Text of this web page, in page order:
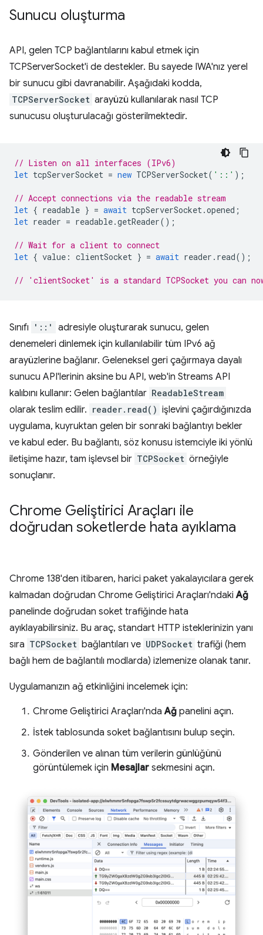
Sunucu oluşturma
API, gelen TCP bağlantılarını kabul etmek için
TCPServerSocket'i de destekler. Bu sayede IWA'nız yerel
bir sunucu gibi davranabilir. Aşağıdaki kodda,
TCPServerSocket arayüzü kullanılarak nasıl TCP
sunucusu oluşturulacağı gösterilmektedir.
// Listen on all interfaces (IPv6)
let tcpServerSocket = new TCPServerSocket( '::' );
// Accept connections via the readable stream
let { readable } = await tcpServerSocket.opened ;
let reader = readable.getReader();
// Wait for a client to connect
let { value : clientSocket } = await reader . read();
// 'clientSocket' is a standard TCPSocket you can
Sınıfı '::'
adresiyle oluşturarak sunucu, gelen
denemeleri dinlemek için kullanılabilir tüm IPv6 ağ
arayüzlerine bağlanır. Geleneksel geri çağırmaya dayalı
sunucu API'lerinin aksine bu API, web'in Streams API
kalıbını kullanır: Gelen bağlantılar ReadableStream
olarak teslim edilir. reader.read() işlevini çağırdığınızda
uygulama, kuyruktan gelen bir sonraki bağlantıyı bekler
ve kabul eder. Bu bağlantı, söz konusu istemciyle iki yönlü
iletişime hazır, tam işlevsel bir TCPSocket örneğiyle
sonuçlanır.
Chrome Geliştirici Araçları ile
doğrudan soketlerde hata ayıklama
Chrome 138'den itibaren, harici paket yakalayıcılara gerek
kalmadan doğrudan Chrome Geliştirici Araçları'ndakiAğ
panelinde doğrudan soket trafiğinde hata
ayıklayabilirsiniz. Bu araç, standart HTTP isteklerinizin yanı
sıra TCPSocket bağlantıları ve UDPSocket trafiği (hem
bağlı hem de bağlantılı modlarda) izlemenize olanak tanır.
Uygulamanızın ağ etkinliğini incelemek için:
Chrome Geliştirici Araçları'ndaAğ panelini açın.
İstek tablosunda soket bağlantısını bulup seçin.
Gönderilen ve alınan tüm verilerin günlüğünü
görüntülemek için Mesajlar sekmesini açın.